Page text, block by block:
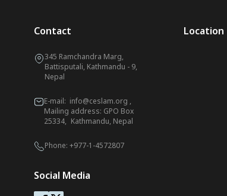
Contact
345 Ramchandra Marg,
Battisputali, Kathmandu - 9,
Nepal
E-mail: info@ceslam.org ,
Mailing address: GPO Box
25334, Kathmandu, Nepal
Phone: +977-1-4572807
Social Media
Location